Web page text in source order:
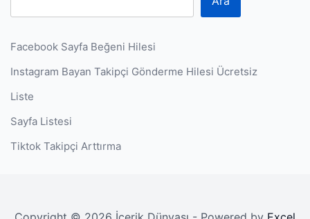
Facebook Sayfa Beğeni Hilesi
Instagram Bayan Takipçi Gönderme Hilesi Ücretsiz
Liste
Sayfa Listesi
Tiktok Takipçi Arttırma